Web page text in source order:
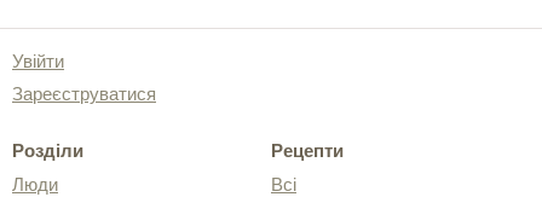
Увійти
Зареєструватися
Розділи
Люди
Рецепти
Всі